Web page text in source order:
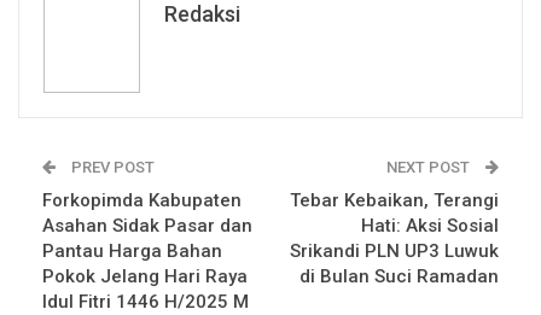
Redaksi
PREV POST
Forkopimda Kabupaten
Asahan Sidak Pasar dan
Pantau Harga Bahan
Pokok Jelang Hari Raya
Idul Fitri 1446 H/2025 M
NEXT POST
Tebar Kebaikan, Terangi
Hati: Aksi Sosial
Srikandi PLN UP3 Luwuk
di Bulan Suci Ramadan